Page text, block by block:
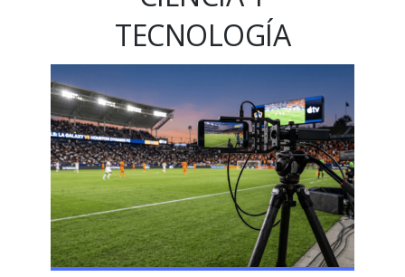
TECNOLOGÍA